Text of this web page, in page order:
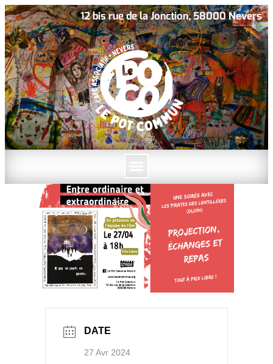
12 bis rue de la Jonction, 58000 Nevers
DATE
27 Avr 2024